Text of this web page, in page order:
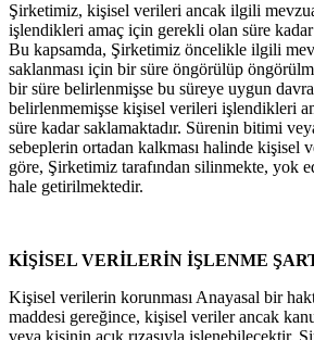
Şirketimiz, kişisel verileri ancak ilgili
işlendikleri amaç için gerekli olan süre
Bu kapsamda, Şirketimiz öncelikle ilgili
saklanması için bir süre öngörülüp
bir süre belirlenmişse bu süreye uygun
belirlenmemişse kişisel verileri işlendikleri
süre kadar saklamaktadır. Sürenin bitimi
sebeplerin ortadan kalkması halinde kişisel
göre, Şirketimiz tarafından silinmekte, yok
hale getirilmektedir.
KİŞİSEL VERİLERİN İŞLENME
Kişisel verilerin korunması Anayasal bir
maddesi gereğince, kişisel veriler ancak